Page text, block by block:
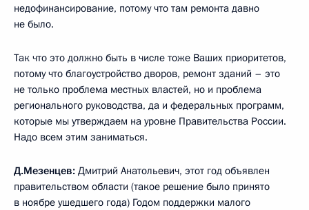
недофинансирование, потому что там ремонта давно
не было.
Так что это должно быть в числе тоже Ваших приоритетов,
потому что благоустройство дворов, ремонт зданий – это
не только проблема местных властей, но и проблема
регионального руководства, да и федеральных программ,
которые мы утверждаем на уровне Правительства России.
Надо всем этим заниматься.
Д.Мезенцев: Дмитрий Анатольевич, этот год объявлен
правительством области (такое решение было принято
в ноябре ушедшего года) Годом поддержки малого